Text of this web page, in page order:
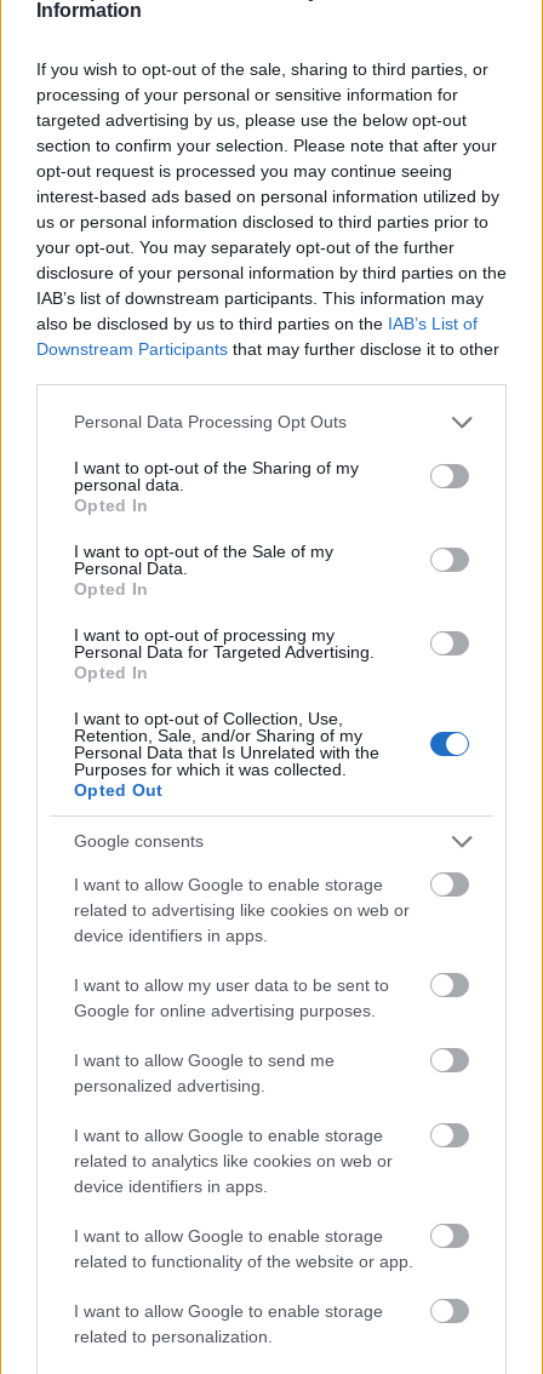
Information
If you wish to opt-out of the sale, sharing to third parties, or
processing of your personal or sensitive information for
targeted advertising by us, please use the below opt-out
section to confirm your selection. Please note that after your
opt-out request is processed you may continue seeing
interest-based ads based on personal information utilized by
us or personal information disclosed to third parties prior to
your opt-out. You may separately opt-out of the further
disclosure of your personal information by third parties on the
IAB’s list of downstream participants. This information may
also be disclosed by us to third parties on the IAB’s List of
Downstream Participants that may further disclose it to other
Please note that this website/app uses one or more Google
not limited to your visit or usage behaviour. You may click to
grant or deny consent to Google and its third-party tags to
use your data for below specified purposes in below Google
consent section.
Personal Data Processing Opt Outs
I want to opt-out of the Sharing of my
personal data.
Opted In
I want to opt-out of the Sale of my
Personal Data.
Opted In
I want to opt-out of processing my
Personal Data for Targeted Advertising.
Opted In
I want to opt-out of Collection, Use,
Retention, Sale, and/or Sharing of my
Personal Data that Is Unrelated with the
Purposes for which it was collected.
Opted Out
Google consents
I want to allow Google to enable storage
related to advertising like cookies on web or
device identifiers in apps.
I want to allow my user data to be sent to
Google for online advertising purposes.
I want to allow Google to send me
personalized advertising.
I want to allow Google to enable storage
related to analytics like cookies on web or
device identifiers in apps.
I want to allow Google to enable storage
related to functionality of the website or app.
I want to allow Google to enable storage
related to personalization.
hogy a CIA szemet hunyt afölött, hogy a
Los Angeles - majd más amerikai
nagyvárosok - utcáit, sőt a fogyasztás
fellendítése érdekében az ügynökség
megvédte a dílereket a felelősségre vonástól.
Az üzelmekből származó pénz a kontrák
harcát volt hívatott támogatni, különösen
azután, hogy az amerikai kongresszus
megtiltotta a lázadók közvetlen pénzügyi
támogatását.
A forgatás a tervek szerint augusztusban
kezdődik Atlantában. Renner nemcsak
főszereplője, hanem producere is a filmnek,
majd a sodrából" az ügynökséget, mint
Kathryn Bigelow díjnyertes filmje, a
legközelebb a Grace Kellyről Nicole Kidman
főszereplésével készülő filmben lesz látható,
Maria Callast.
Amerika Film
VÁLHATTÁL VOLNA?
TERMÉSZETFELETTI ERŐK ÉS ELFELEDETT
TITKOK: ITT A SHELBY OAKS – A GONOSZ
NYOMÁBAN MAGYAR ELŐZETESE